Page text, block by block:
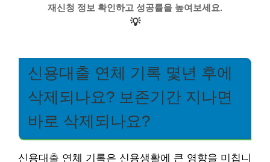
재신청 정보 확인하고 성공률을 높여보세요.
💡
신용대출 연체 기록 몇년 후에
삭제되나요? 보존기간 지나면
바로 삭제되나요?
신용대출 연체 기록은 신용생활에 큰 영향을 미칩니